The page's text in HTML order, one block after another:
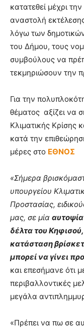
κατατεθεί μέχρι
αναστολή
λόγω των
του Δήμου, τους
συμβούλους να
τεκμηριώσουν την
Για την
θέματος αξίζει να
Κλιματικής Κρίσης
κατά την
μέρες στο ΕΘΝΟΣ
«Σήμερα
υπουργείου
Προστασίας,
μας, σε μία αυτοψία
δέλτα του
κατάσταση
μπορεί να γίνει
και επεσήμανε ότι
περιβαλλοντικές
μεγάλα
«Πρέπει να πω σε